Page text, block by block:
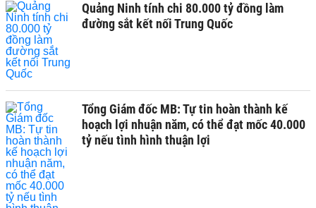
Quảng Ninh tính chi 80.000 tỷ đồng làm
đường sắt kết nối Trung Quốc
Tổng Giám đốc MB: Tự tin hoàn thành kế
hoạch lợi nhuận năm, có thể đạt mốc 40.000
tỷ nếu tình hình thuận lợi